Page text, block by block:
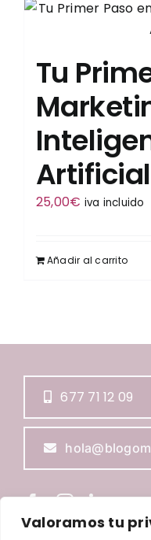
Valoramos tu
Tu
Artificial
25,00€ iva incluido
Añadir al carrito
677 71 12 09